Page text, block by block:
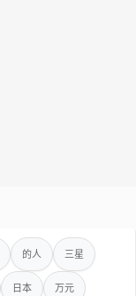
的人 三星
日本 万元